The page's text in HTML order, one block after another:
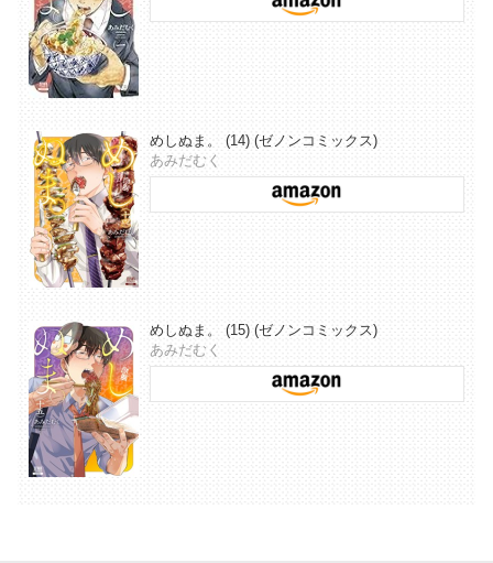
めしぬま。 (14) (ゼノンコミックス)
あみだむく
めしぬま。 (15) (ゼノンコミックス)
あみだむく